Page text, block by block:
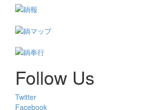
Follow Us
Twitter
Facebook